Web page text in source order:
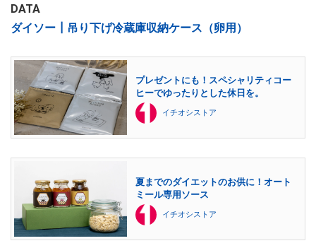
DATA
ダイソー┃吊り下げ冷蔵庫収納ケース（卵用）
プレゼントにも！スペシャリティコー
ヒーでゆったりとした休日を。
イチオシストア
夏までのダイエットのお供に！オート
ミール専用ソース
イチオシストア